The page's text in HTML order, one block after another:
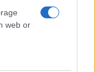
web or
για το ζώδιο
είναι